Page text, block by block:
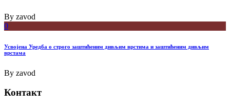
By zavod
0
Усвојена Уредба о строго заштићеним дивљим врстима и заштићеним дивљим
врстама
By zavod
Контакт